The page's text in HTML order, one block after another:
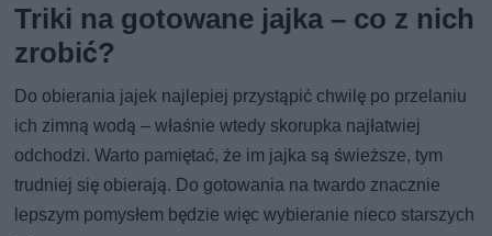
Triki na gotowane jajka – co z nich
zrobić?
Do obierania jajek najlepiej przystąpić chwilę po przelaniu
ich zimną wodą – właśnie wtedy skorupka najłatwiej
odchodzi. Warto pamiętać, że im jajka są świeższe, tym
trudniej się obierają. Do gotowania na twardo znacznie
lepszym pomysłem będzie więc wybieranie nieco starszych